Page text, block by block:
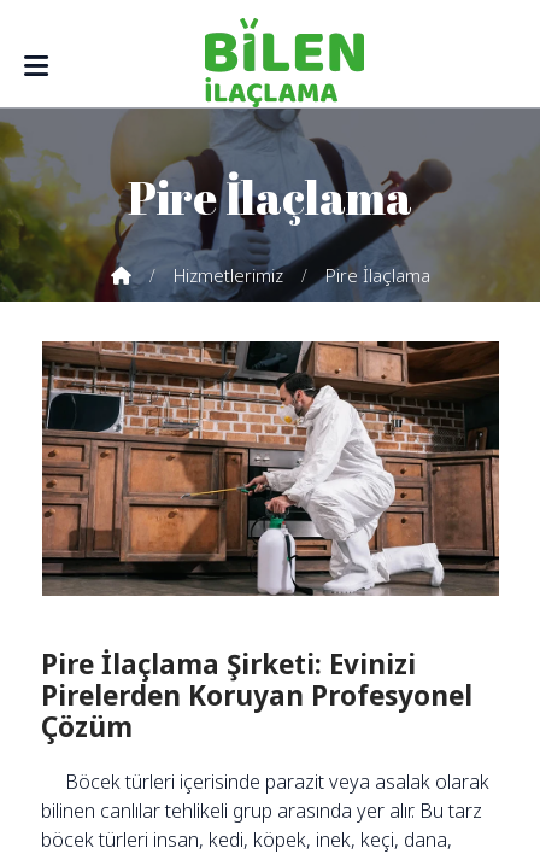
Pire İlaçlama
Hizmetlerimiz Pire İlaçlama
Pire İlaçlama Şirketi: Evinizi
Pirelerden Koruyan Profesyonel
Çözüm
Böcek türleri içerisinde parazit veya asalak olarak
bilinen canlılar tehlikeli grup arasında yer alır. Bu tarz
böcek türleri insan, kedi, köpek, inek, keçi, dana,